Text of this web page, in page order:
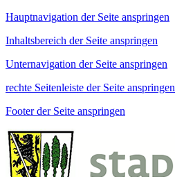
Hauptnavigation der Seite anspringen
Inhaltsbereich der Seite anspringen
Unternavigation der Seite anspringen
rechte Seitenleiste der Seite anspringen
Footer der Seite anspringen